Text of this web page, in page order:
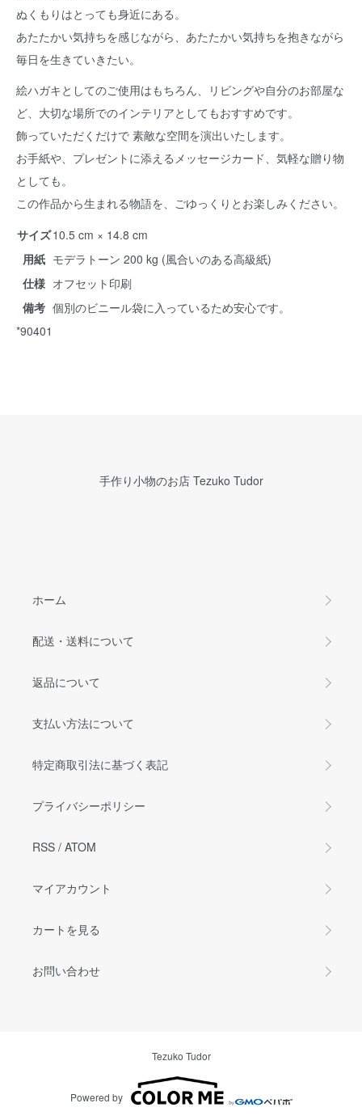
ぬくもりはとっても身近にある。
あたたかい気持ちを感じながら、あたたかい気持ちを抱きながら
毎日を生きていきたい。
絵ハガキとしてのご使用はもちろん、リビングや自分のお部屋な
ど、大切な場所でのインテリアとしてもおすすめです。
飾っていただくだけで 素敵な空間を演出いたします。
お手紙や、プレゼントに添えるメッセージカード、気軽な贈り物
としても。
この作品から生まれる物語を、ごゆっくりとお楽しみください。
サイズ10.5 cm × 14.8 cm
用紙 モデラトーン 200 kg (風合いのある高級紙)
仕様 オフセット印刷
備考 個別のビニール袋に入っているため安心です。
*90401
手作り小物のお店 Tezuko Tudor
ホーム
配送・送料について
返品について
支払い方法について
特定商取引法に基づく表記
プライバシーポリシー
RSS / ATOM
マイアカウント
カートを見る
お問い合わせ
Tezuko Tudor
Powered by